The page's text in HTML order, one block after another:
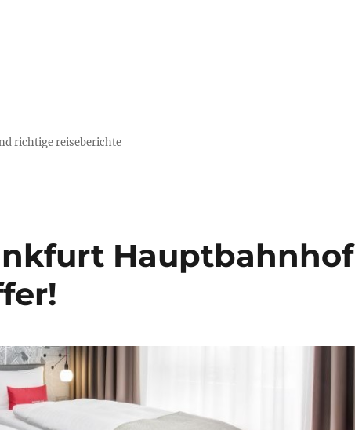
richtige reiseberichte
Hauptbahnhof